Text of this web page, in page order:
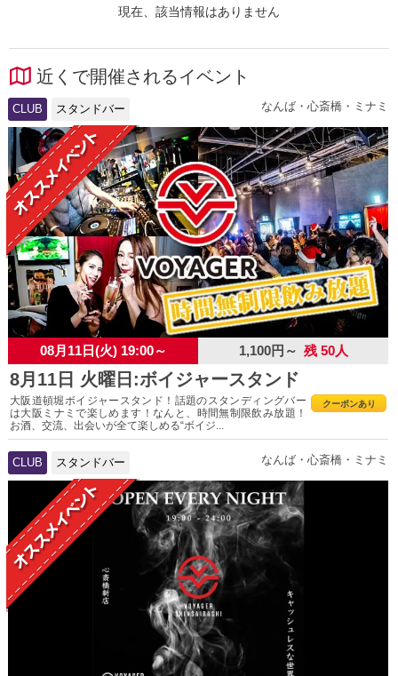
現在、該当情報はありません
近くで開催されるイベント
CLUB スタンドバー なんば・心斎橋・ミナミ
08月11日(火) 19:00～ 1,100円～ 残 50人
8月11日 火曜日:ボイジャースタンド
クーポンあり
大阪道頓堀ボイジャースタンド！話題のスタンディングバー
は大阪ミナミで楽しめます！なんと、時間無制限飲み放題！
お酒、交流、出会いが全て楽しめる“ボイジ...
CLUB スタンドバー なんば・心斎橋・ミナミ